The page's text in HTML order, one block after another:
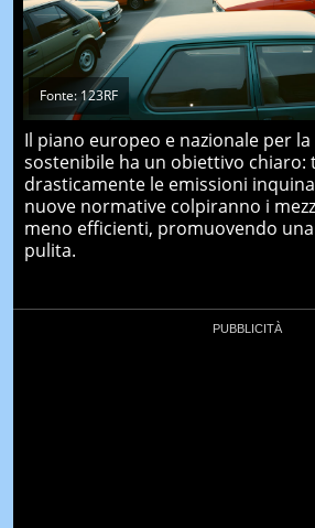
Fonte: 123RF
Il piano europeo e nazionale per
sostenibile ha un obiettivo chiaro:
drasticamente le emissioni
nuove normative colpiranno i
meno efficienti, promuovendo
pulita.